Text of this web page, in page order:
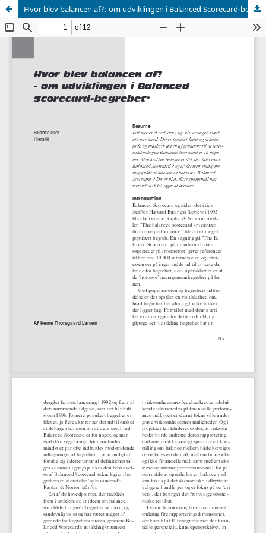
Hvor blev balancen af?: om udviklingen i Balanced Scorecard-begrebet